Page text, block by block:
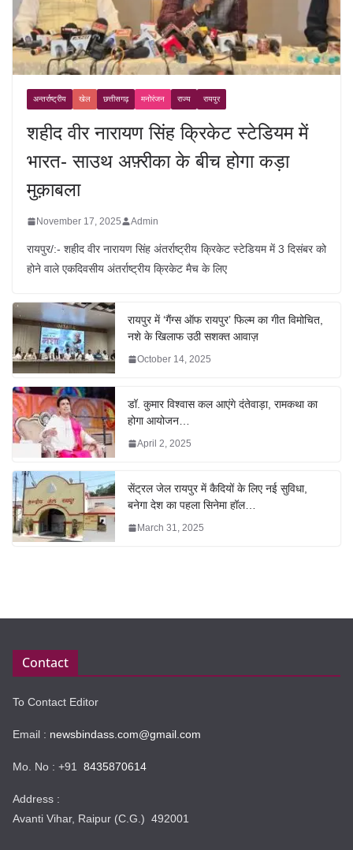
अन्तर्राष्ट्रीय खेल छत्तीसगढ़ मनोरंजन राज्य रायपुर
शहीद वीर नारायण सिंह क्रिकेट स्टेडियम में
भारत- साउथ अफ़्रीका के बीच होगा कड़ा
मुक़ाबला
November 17, 2025 Admin
रायपुर/:- शहीद वीर नारायण सिंह अंतर्राष्ट्रीय क्रिकेट स्टेडियम में 3 दिसंबर को
होने वाले एकदिवसीय अंतर्राष्ट्रीय क्रिकेट मैच के लिए
रायपुर में ‘गैंग्स ऑफ रायपुर’ फिल्म का गीत विमोचित,
नशे के खिलाफ उठी सशक्त आवाज़
October 14, 2025
डॉ. कुमार विश्वास कल आएंगे दंतेवाड़ा, रामकथा का
होगा आयोजन…
April 2, 2025
सेंट्रल जेल रायपुर में कैदियों के लिए नई सुविधा,
बनेगा देश का पहला सिनेमा हॉल…
March 31, 2025
Contact
To Contact Editor
Email : newsbindass.com@gmail.com
Mo. No : +91 8435870614
Address :
Avanti Vihar, Raipur (C.G.) 492001